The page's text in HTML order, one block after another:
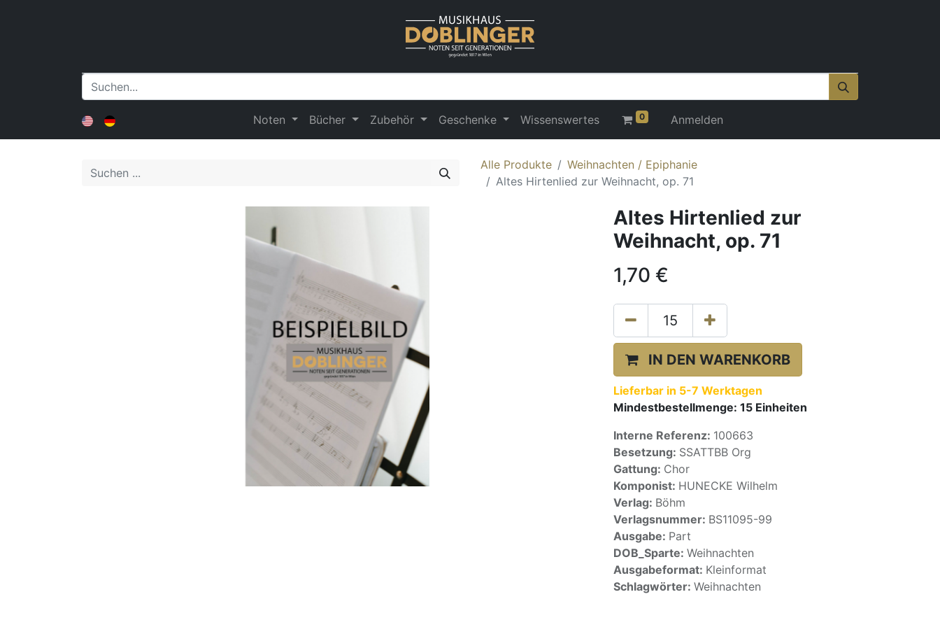
Noten Bücher Zubehör Geschenke Wissenswertes 0 Anmelden
Alle Produkte
Weihnachten / Epiphanie
Altes Hirtenlied zur Weihnacht, op. 71
Altes Hirtenlied zur
Weihnacht, op. 71
1,70 €
IN DEN WARENKORB
Lieferbar in 5-7 Werktagen
Mindestbestellmenge: 15 Einheiten
Interne Referenz: 100663
Besetzung: SSATTBB Org
Gattung: Chor
Komponist: HUNECKE Wilhelm
Verlag: Böhm
Verlagsnummer: BS11095-99
Ausgabe: Part
DOB_Sparte: Weihnachten
Ausgabeformat: Kleinformat
Schlagwörter: Weihnachten